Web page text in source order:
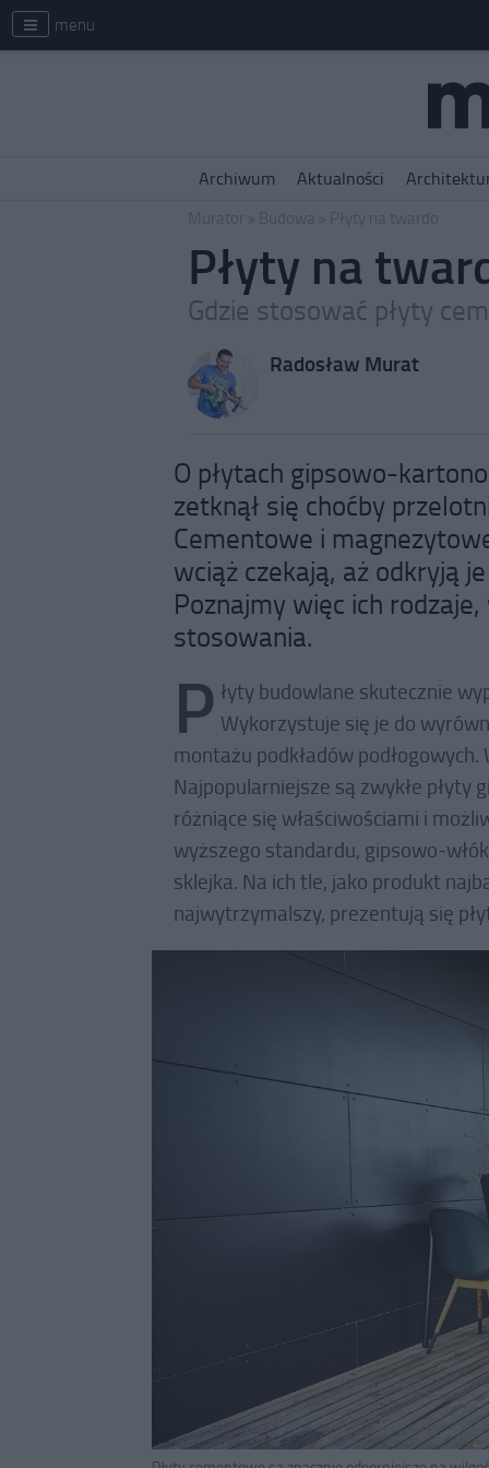
menu
Archiwum Aktualności
Płyty na
Gdzie stosować płyty
Radosław Murat
O płytach gipsowo-
zetknął się choćby
Cementowe i
wciąż czekają, aż odkryją
Poznajmy więc ich
stosowania.
P łyty budowlane skutecznie
Wykorzystuje się je do
montażu podkładów
Najpopularniejsze są zwykłe płyty
różniące się właściwościami i
wyższego standardu, gipsowo-
sklejka. Na ich tle, jako produkt
najwytrzymalszy, prezentują się